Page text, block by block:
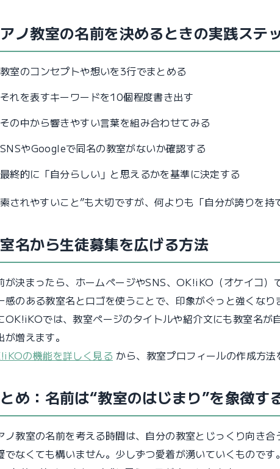
ノ教室の名前を決めるときの実践ステ
教室のコンセプトや想いを3行でまとめる
それを表すキーワードを10個程度書き出す
その中から響きやすい言葉を組み合わせてみる
SNSやGoogleで同名の教室がないか確認する
最終的に「自分らしい」と思えるかを基準に決定する
されやすいこと”も大切ですが、何よりも「自分が誇りを持
名から生徒募集を広げる方法
が決まったら、ホームページやSNS、OK!iKO（オケイコ）
感のある教室名とロゴを使うことで、印象がぐっと強くなり
OK!iKOでは、教室ページのタイトルや紹介文にも教室名が
が増えます。
の機能を詳しく見る から、教室プロフィールの作成方法
め：名前は“教室のはじまり”を象徴す
ノ教室の名前を考える時間は、自分の教室とじっくり向き合
でなくても構いません。少しずつ愛着が湧いていくものです。